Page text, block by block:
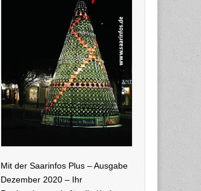
Mit der Saarinfos Plus – Ausgabe
Dezember 2020 – Ihr